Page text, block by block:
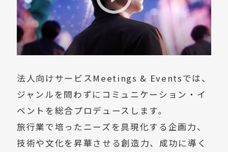
法人向けサービスMeetings & Eventsでは、
ジャンルを問わずにコミュニケーション・イ
ベントを総合プロデュースします。
旅行業で培ったニーズを具現化する企画力、
技術や文化を昇華させる創造力、成功に導く